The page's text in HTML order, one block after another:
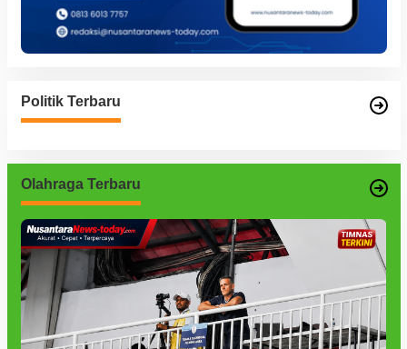
Politik Terbaru
Olahraga Terbaru